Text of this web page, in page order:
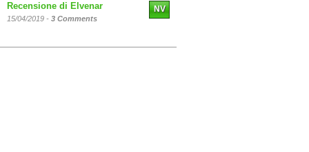
Recensione di Elvenar
15/04/2019 - 3 Comments
NV